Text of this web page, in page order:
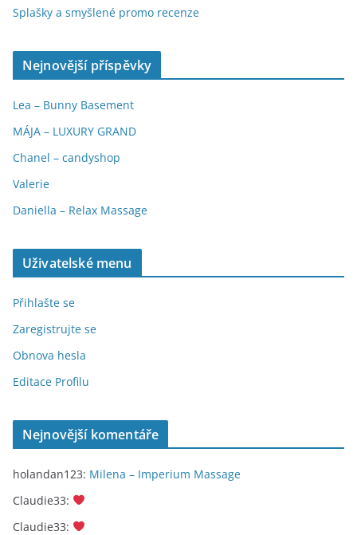
Splašky a smyšlené promo recenze
Nejnovější příspěvky
Lea – Bunny Basement
MÁJA – LUXURY GRAND
Chanel – candyshop
Valerie
Daniella – Relax Massage
Uživatelské menu
Přihlašte se
Zaregistrujte se
Obnova hesla
Editace Profilu
Nejnovější komentáře
holandan123: Milena – Imperium Massage
Claudie33:
Claudie33: